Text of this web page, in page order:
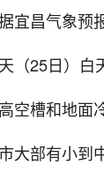
宜昌气象预
（25日）白
空槽和地面
大部有小到